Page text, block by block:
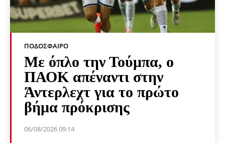
ΠΟΔΌΣΦΑΙΡΟ
Με όπλο την Τούμπα, ο
ΠΑΟΚ απέναντι στην
Άντερλεχτ για το πρώτο
βήμα πρόκρισης
06/08/2026 09:14